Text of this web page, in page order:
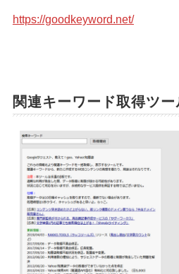
https://goodkeyword.net/
関連キーワード取得ツー